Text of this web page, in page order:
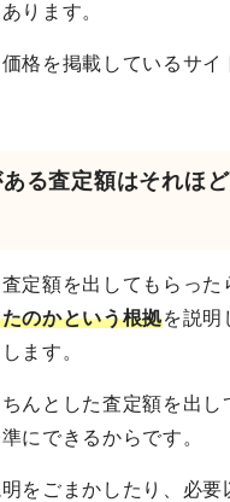
ります。
格を掲載しているサイ
る査定額はそれほ
定額を出してもらった
のかという根拠を説明
ます。
んとした査定額を出し
にできるからです。
をごまかしたり、必要